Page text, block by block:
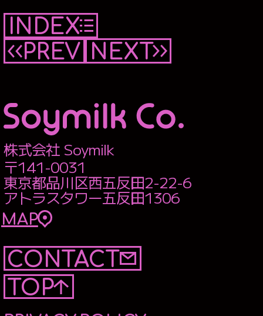
PREV
INDEX
NEXT
株式会社 Soymilk
〒141-0031
東京都品川区西五反田2-22-6
アトラスタワー五反田1306
MAP
CONTACT
TOP